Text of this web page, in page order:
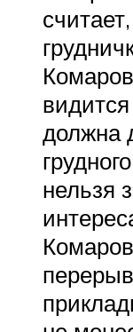
должна
нельзя